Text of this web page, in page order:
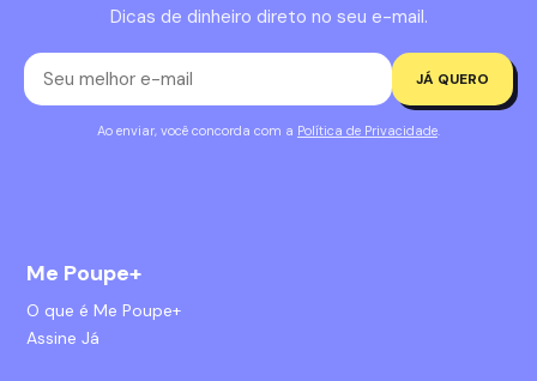
Dicas de dinheiro direto no seu e-mail.
JÁ QUERO
Ao enviar, você concorda com a Política de Privacidade
Me Poupe+
O que é Me Poupe+
Assine Já